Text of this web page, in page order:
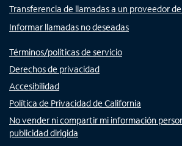
Transferencia de llamadas a un proveedor
Informar llamadas no deseadas
Términos/políticas de servicio
Derechos de privacidad
Accesibilidad
Política de Privacidad de California
No vender ni compartir mi información
publicidad dirigida